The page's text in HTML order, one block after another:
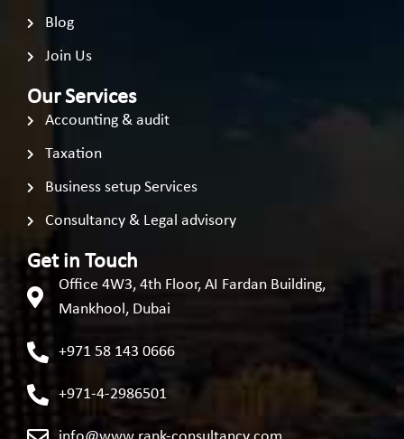
Blog
Join Us
Our Services
Accounting & audit
Taxation
Business setup Services
Consultancy & Legal advisory
Get in Touch
Office 4W3, 4th Floor, AI Fardan Building,
Mankhool, Dubai
+971 58 143 0666
+971-4-2986501